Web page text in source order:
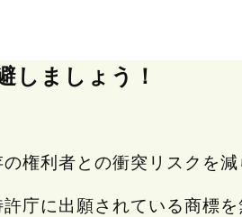
しましょう！
権利者との衝突リスクを
庁に出願されている商標